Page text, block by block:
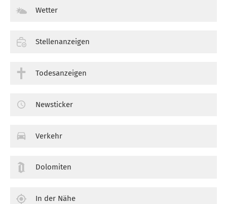
Wetter
Stellenanzeigen
Todesanzeigen
Newsticker
Verkehr
Dolomiten
In der Nähe